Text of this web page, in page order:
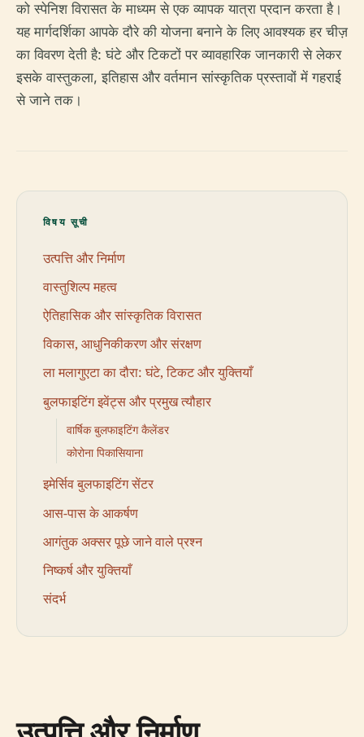
को स्पेनिश विरासत के माध्यम से एक व्यापक यात्रा प्रदान करता है।
यह मार्गदर्शिका आपके दौरे की योजना बनाने के लिए आवश्यक हर चीज़
का विवरण देती है: घंटे और टिकटों पर व्यावहारिक जानकारी से लेकर
इसके वास्तुकला, इतिहास और वर्तमान सांस्कृतिक प्रस्तावों में गहराई
से जाने तक।
विषय सूची
उत्पत्ति और निर्माण
वास्तुशिल्प महत्व
ऐतिहासिक और सांस्कृतिक विरासत
विकास, आधुनिकीकरण और संरक्षण
ला मलागुएटा का दौरा: घंटे, टिकट और युक्तियाँ
बुलफाइटिंग इवेंट्स और प्रमुख त्यौहार
वार्षिक बुलफाइटिंग कैलेंडर
कोरोना पिकासियाना
इमेर्सिव बुलफाइटिंग सेंटर
आस-पास के आकर्षण
आगंतुक अक्सर पूछे जाने वाले प्रश्न
निष्कर्ष और युक्तियाँ
संदर्भ